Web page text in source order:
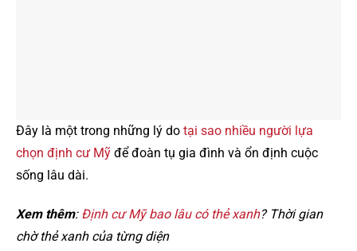
Đây là một trong những lý do tại sao nhiều người lựa
chọn định cư Mỹ để đoàn tụ gia đình và ổn định cuộc
sống lâu dài.
Xem thêm: Định cư Mỹ bao lâu có thẻ xanh? Thời gian
chờ thẻ xanh của từng diện